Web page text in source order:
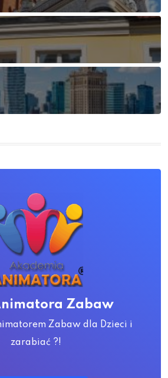
Zabaw
Zabaw dla Dzieci i
zarabiać ?!